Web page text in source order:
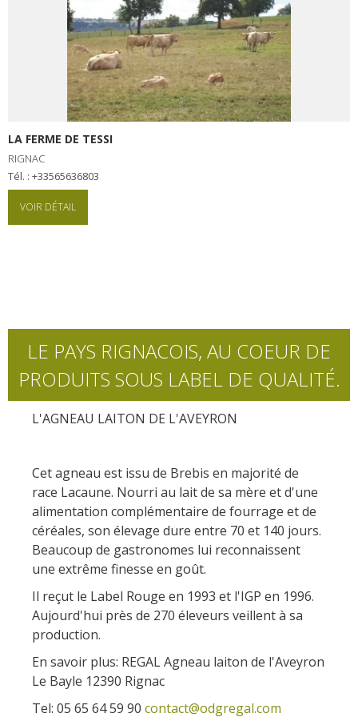
LA FERME DE TESSI
RIGNAC
Tél. : +33565636803
VOIR DÉTAIL
LE PAYS RIGNACOIS, AU COEUR DE
PRODUITS SOUS LABEL DE QUALITÉ.
L'AGNEAU LAITON DE L'AVEYRON
Cet agneau est issu de Brebis en majorité de
race Lacaune. Nourri au lait de sa mère et d'une
alimentation complémentaire de fourrage et de
céréales, son élevage dure entre 70 et 140 jours.
Beaucoup de gastronomes lui reconnaissent
une extrême finesse en goût.
Il reçut le Label Rouge en 1993 et l'IGP en 1996.
Aujourd'hui près de 270 éleveurs veillent à sa
production.
En savoir plus: REGAL Agneau laiton de l'Aveyron
Le Bayle 12390 Rignac
Tel: 05 65 64 59 90 contact@odgregal.com